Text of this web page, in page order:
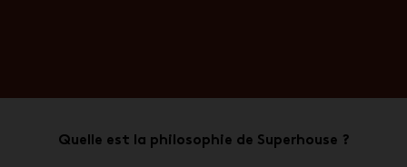
Quelle est la philosophie de Superhouse ?